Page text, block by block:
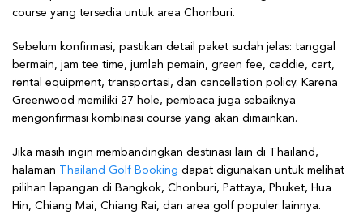
course yang tersedia untuk area Chonburi.
Sebelum konfirmasi, pastikan detail paket sudah jelas: tanggal
bermain, jam tee time, jumlah pemain, green fee, caddie, cart,
rental equipment, transportasi, dan cancellation policy. Karena
Greenwood memiliki 27 hole, pembaca juga sebaiknya
mengonfirmasi kombinasi course yang akan dimainkan.
Jika masih ingin membandingkan destinasi lain di Thailand,
halaman Thailand Golf Booking dapat digunakan untuk melihat
pilihan lapangan di Bangkok, Chonburi, Pattaya, Phuket, Hua
Hin, Chiang Mai, Chiang Rai, dan area golf populer lainnya.